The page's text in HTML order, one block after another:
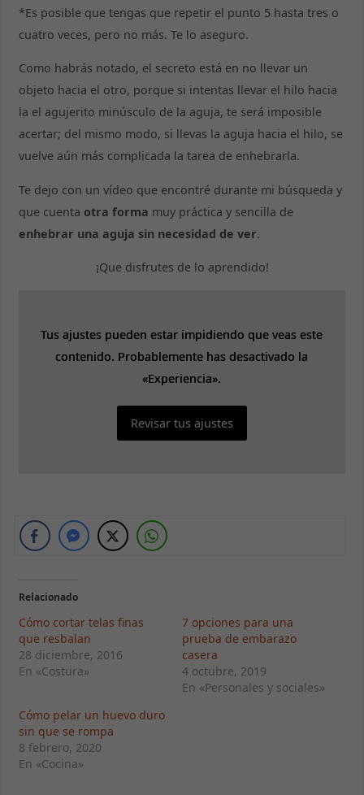
*Es posible que tengas que repetir el punto 5 hasta tres o
cuatro veces, pero no más. Te lo aseguro.
Como habrás notado, el secreto está en no llevar un
objeto hacia el otro, porque si intentas llevar el hilo hacia
la el agujerito minúsculo de la aguja, te será imposible
acertar; del mismo modo, si llevas la aguja hacia el hilo, se
vuelve aún más complicada la tarea de enhebrarla.
Te dejo con un vídeo que encontré durante mi búsqueda y
que cuenta otra forma muy práctica y sencilla de
enhebrar una aguja sin necesidad de ver.
¡Que disfrutes de lo aprendido!
Tus ajustes pueden estar impidiendo que veas este
contenido. Probablemente has desactivado la
«Experiencia».
Revisar tus ajustes
Tus ajustes pueden estar impidiendo que veas este
contenido. Probablemente has desactivado la
«Experiencia».
Revisar tus ajustes
Relacionado
Cómo cortar telas finas
que resbalan
28 diciembre, 2016
En «Costura»
7 opciones para una
prueba de embarazo
casera
4 octubre, 2019
En «Personales y sociales»
Cómo pelar un huevo duro
sin que se rompa
8 febrero, 2020
En «Cocina»